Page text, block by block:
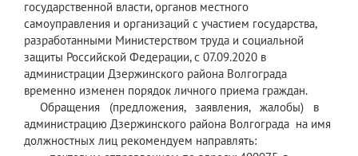
государственной власти, органов местного
самоуправления и организаций с участием государства,
разработанными Министерством труда и социальной
защиты Российской Федерации, с 07.09.2020 в
администрации Дзержинского района Волгограда
временно изменен порядок личного приема граждан.
Обращения (предложения, заявления, жалобы) в
администрацию Дзержинского района Волгограда на имя
должностных лиц рекомендуем направлять: